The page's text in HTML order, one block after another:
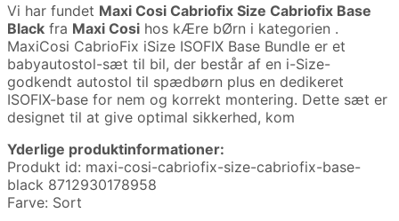
Vi har fundet Maxi Cosi Cabriofix Size Cabriofix Base
Black fra Maxi Cosi hos kÆre bØrn i kategorien .
MaxiCosi CabrioFix iSize ISOFIX Base Bundle er et
babyautostol-sæt til bil, der består af en i-Size-
godkendt autostol til spædbørn plus en dedikeret
ISOFIX-base for nem og korrekt montering. Dette sæt er
designet til at give optimal sikkerhed, kom
Yderlige produktinformationer:
Produkt id: maxi-cosi-cabriofix-size-cabriofix-base-
black 8712930178958
Farve: Sort